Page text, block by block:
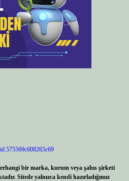
bir marka, kurum veya şahıs şirketi
Sitede yalnızca kendi hazırladığımız